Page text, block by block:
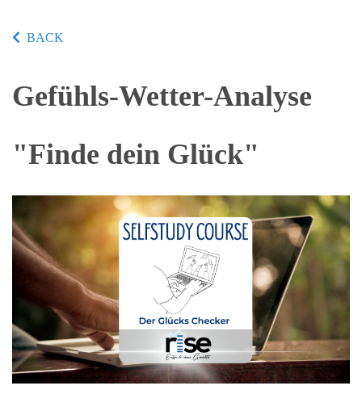
BACK
Gefühls-Wetter-Analyse
"Finde dein Glück"